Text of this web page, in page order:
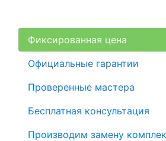
Фиксированная цена
Официальные гарантии
Проверенные мастера
Бесплатная консультация
Производим замену